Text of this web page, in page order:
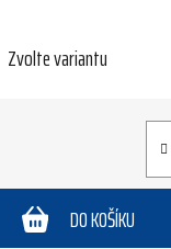
Zvolte variantu
DO KOŠÍKU